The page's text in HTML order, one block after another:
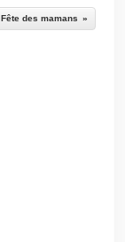
Fête des mamans